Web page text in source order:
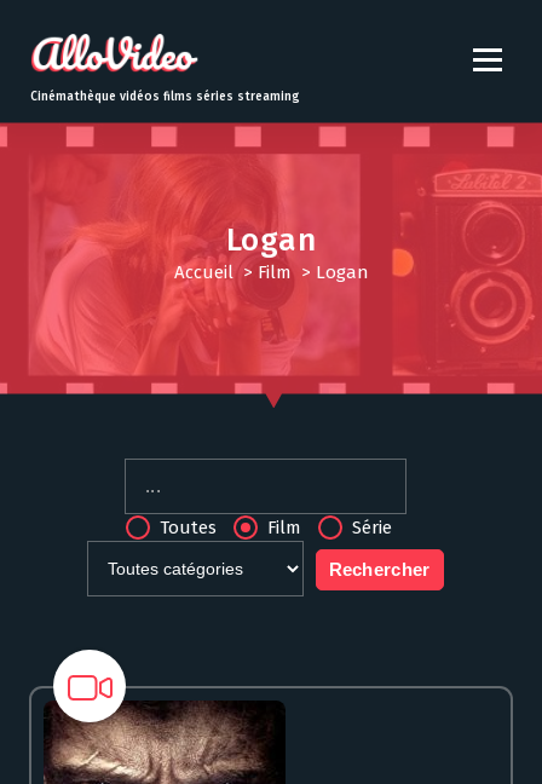
t
o
Cinémathèque vidéos films séries streaming
Logan
Accueil> Film> Logan
Toutes Film Série